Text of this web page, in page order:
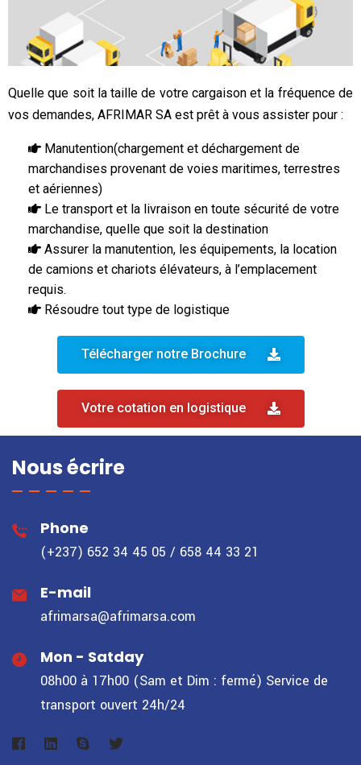
Quelle que soit la taille de votre cargaison et la fréquence de
vos demandes, AFRIMAR SA est prêt à vous assister pour :
Manutention(chargement et déchargement de
marchandises provenant de voies maritimes, terrestres
et aériennes)
Le transport et la livraison en toute sécurité de votre
marchandise, quelle que soit la destination
Assurer la manutention, les équipements, la location
de camions et chariots élévateurs, à l’emplacement
requis.
Résoudre tout type de logistique
Télécharger notre Brochure
Votre cotation en logistique
Nous écrire
Phone
(+237) 652 34 45 05 / 658 44 33 21
E-mail
afrimarsa@afrimarsa.com
Mon - Satday
08h00 à 17h00 (Sam et Dim : fermé) Service de
transport ouvert 24h/24